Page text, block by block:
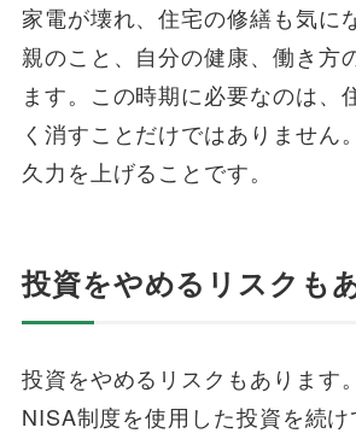
家電が壊れ、住宅の修繕も気に
親のこと、自分の健康、働き方
ます。この時期に必要なのは、
く消すことだけではありません
久力を上げることです。
投資をやめるリスクも
投資をやめるリスクもあります。
NISA制度を使用した投資を続